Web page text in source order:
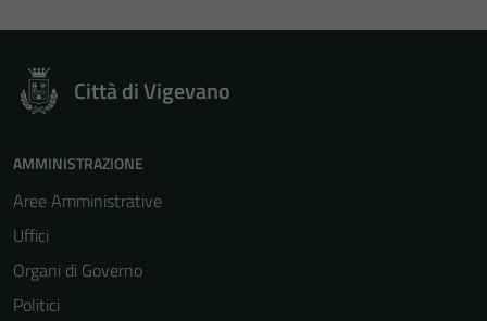
Città di Vigevano
AMMINISTRAZIONE
Aree Amministrative
Uffici
Organi di Governo
Politici